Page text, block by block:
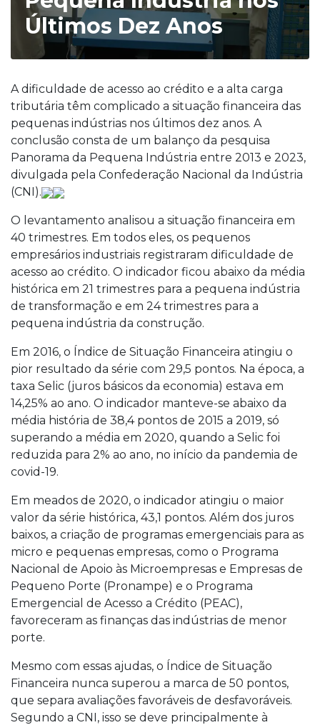
Últimos Dez Anos
A dificuldade de acesso ao crédito e a alta carga
tributária têm complicado a situação financeira das
pequenas indústrias nos últimos dez anos. A
conclusão consta de um balanço da pesquisa
Panorama da Pequena Indústria entre 2013 e 2023,
divulgada pela Confederação Nacional da Indústria
(CNI).
O levantamento analisou a situação financeira em
40 trimestres. Em todos eles, os pequenos
empresários industriais registraram dificuldade de
acesso ao crédito. O indicador ficou abaixo da média
histórica em 21 trimestres para a pequena indústria
de transformação e em 24 trimestres para a
pequena indústria da construção.
Em 2016, o Índice de Situação Financeira atingiu o
pior resultado da série com 29,5 pontos. Na época, a
taxa Selic (juros básicos da economia) estava em
14,25% ao ano. O indicador manteve-se abaixo da
média história de 38,4 pontos de 2015 a 2019, só
superando a média em 2020, quando a Selic foi
reduzida para 2% ao ano, no início da pandemia de
covid-19.
Em meados de 2020, o indicador atingiu o maior
valor da série histórica, 43,1 pontos. Além dos juros
baixos, a criação de programas emergenciais para as
micro e pequenas empresas, como o Programa
Nacional de Apoio às Microempresas e Empresas de
Pequeno Porte (Pronampe) e o Programa
Emergencial de Acesso a Crédito (PEAC),
favoreceram as finanças das indústrias de menor
porte.
Mesmo com essas ajudas, o Índice de Situação
Financeira nunca superou a marca de 50 pontos,
que separa avaliações favoráveis de desfavoráveis.
Segundo a CNI, isso se deve principalmente à